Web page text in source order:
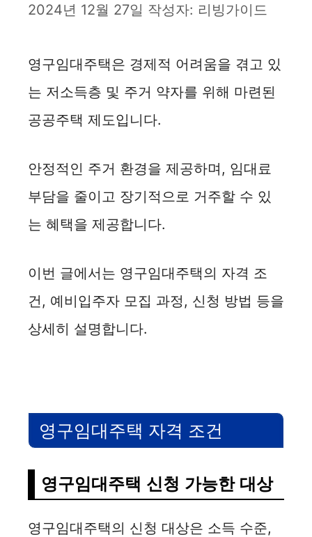
2024년 12월 27일 작성자: 리빙가이드
영구임대주택은 경제적 어려움을 겪고 있
는 저소득층 및 주거 약자를 위해 마련된
공공주택 제도입니다.
안정적인 주거 환경을 제공하며, 임대료
부담을 줄이고 장기적으로 거주할 수 있
는 혜택을 제공합니다.
이번 글에서는 영구임대주택의 자격 조
건, 예비입주자 모집 과정, 신청 방법 등을
상세히 설명합니다.
영구임대주택 자격 조건
영구임대주택 신청 가능한 대상
영구임대주택의 신청 대상은 소득 수준,